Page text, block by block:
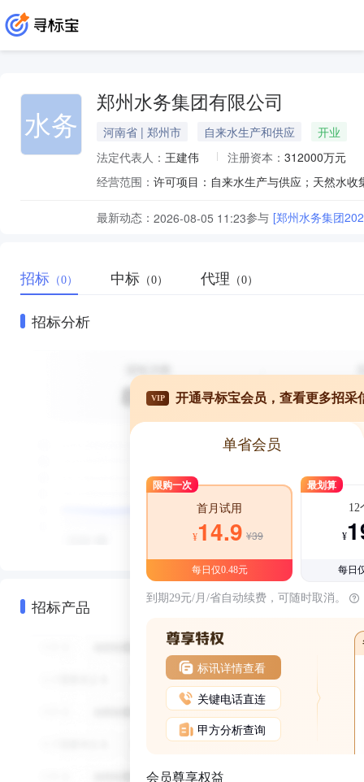
水务
郑州水务集团有限公司
河南省 | 郑州市 自来水生产和供应
开业
法定代表人： 王建伟 注册资本： 312000万元
经营范围：
最新动态： 2026-08-05 11:23参与 [郑州水务集团
招标 （0） 中标 （0） 代理 （0）
招标分析
招标产品
VIP 开通寻标宝会员，查看更多招采
单省会员
限购一次
首月试用
¥14.9 ¥39
每日仅0.48元
最划算
12
¥
每日
到期29元/月/省自动续费，可随时取消。
标讯详情查看
关键电话直连
甲方分析查询
会员尊享权益